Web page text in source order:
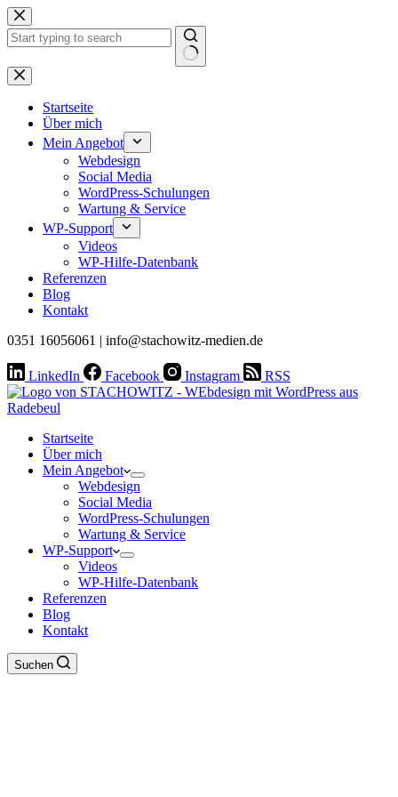
Zum
Inhalt
springen
Keine
Ergebnisse
Startseite
Über mich
Mein Angebot
Webdesign
Social Media
WordPress-Schulungen
Wartung & Service
WP-Support
Videos
WP-Hilfe-Datenbank
Referenzen
Blog
Kontakt
0351 16056061 | info@stachowitz-medien.de
LinkedIn Facebook Instagram RSS
Startseite
Über mich
Mein Angebot
Webdesign
Social Media
WordPress-Schulungen
Wartung & Service
WP-Support
Videos
WP-Hilfe-Datenbank
Referenzen
Blog
Kontakt
Suchen